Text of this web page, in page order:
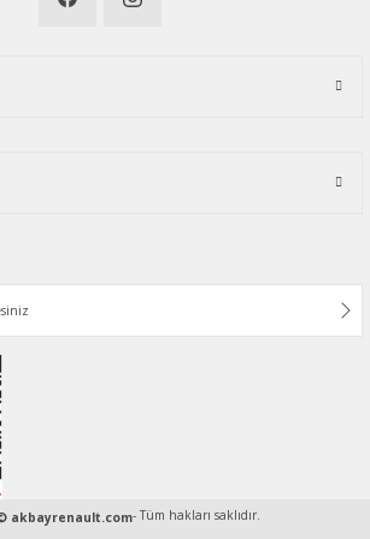
akbayrenault.com- Tüm hakları saklıdır.